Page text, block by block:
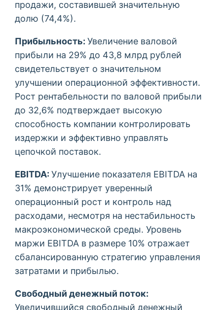
продажи, составившей значительную
долю (74,4%).
Прибыльность:Увеличение валовой
прибыли на 29% до 43,8 млрд рублей
свидетельствует о значительном
улучшении операционной эффективности.
Рост рентабельности по валовой прибыли
до 32,6% подтверждает высокую
способность компании контролировать
издержки и эффективно управлять
цепочкой поставок.
EBITDA:Улучшение показателя EBITDA на
31% демонстрирует уверенный
операционный рост и контроль над
расходами, несмотря на нестабильность
макроэкономической среды. Уровень
маржи EBITDA в размере 10% отражает
сбалансированную стратегию управления
затратами и прибылью.
Свободный денежный поток:
Увеличившийся свободный денежный